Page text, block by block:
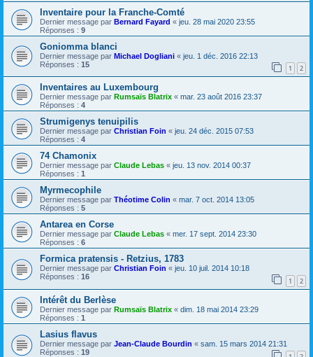
Inventaire pour la Franche-Comté
Dernier message par Bernard Fayard « jeu. 28 mai 2020 23:55
Réponses : 9
Goniomma blanci
Dernier message par Michael Dogliani « jeu. 1 déc. 2016 22:13
Réponses : 15 1 2
Inventaires au Luxembourg
Dernier message par Rumsaïs Blatrix « mar. 23 août 2016 23:37
Réponses : 4
Strumigenys tenuipilis
Dernier message par Christian Foin « jeu. 24 déc. 2015 07:53
Réponses : 4
74 Chamonix
Dernier message par Claude Lebas « jeu. 13 nov. 2014 00:37
Réponses : 1
Myrmecophile
Dernier message par Théotime Colin « mar. 7 oct. 2014 13:05
Réponses : 5
Antarea en Corse
Dernier message par Claude Lebas « mer. 17 sept. 2014 23:30
Réponses : 6
Formica pratensis - Retzius, 1783
Dernier message par Christian Foin « jeu. 10 juil. 2014 10:18
Réponses : 16 1 2
Intérêt du Berlèse
Dernier message par Rumsaïs Blatrix « dim. 18 mai 2014 23:29
Réponses : 1
Lasius flavus
Dernier message par Jean-Claude Bourdin « sam. 15 mars 2014 21:31
Réponses : 19